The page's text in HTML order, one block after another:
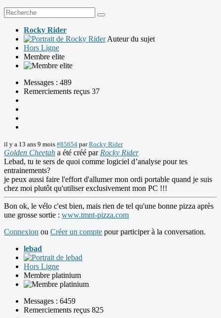
Rocky Rider
Auteur du sujet
Hors Ligne
Membre elite
Messages : 489
Remerciements reçus 37
il y a 13 ans 9 mois #85654 parRocky Rider
Golden Cheetah a été créé par Rocky Rider
Lebad, tu te sers de quoi comme logiciel d’analyse pour tes
entrainements?
je peux aussi faire l'effort d'allumer mon ordi portable quand je suis
chez moi plutôt qu'utiliser exclusivement mon PC !!!
Bon ok, le vélo c'est bien, mais rien de tel qu'une bonne pizza après
une grosse sortie : www.tmnt-pizza.com
Connexion ou Créer un compte pour participer à la conversation.
lebad
Hors Ligne
Membre platinium
Messages : 6459
Remerciements reçus 825